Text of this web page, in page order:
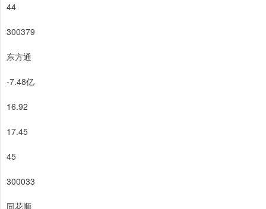
44
300379
东方通
-7.48亿
16.92
17.45
45
300033
同花顺